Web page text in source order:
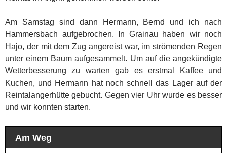
Am Samstag sind dann Hermann, Bernd und ich nach
Hammersbach aufgebrochen. In Grainau haben wir noch
Hajo, der mit dem Zug angereist war, im strömenden Regen
unter einem Baum aufgesammelt. Um auf die angekündigte
Wetterbesserung zu warten gab es erstmal Kaffee und
Kuchen, und Hermann hat noch schnell das Lager auf der
Reintalangerhütte gebucht. Gegen vier Uhr wurde es besser
und wir konnten starten.
Am Weg